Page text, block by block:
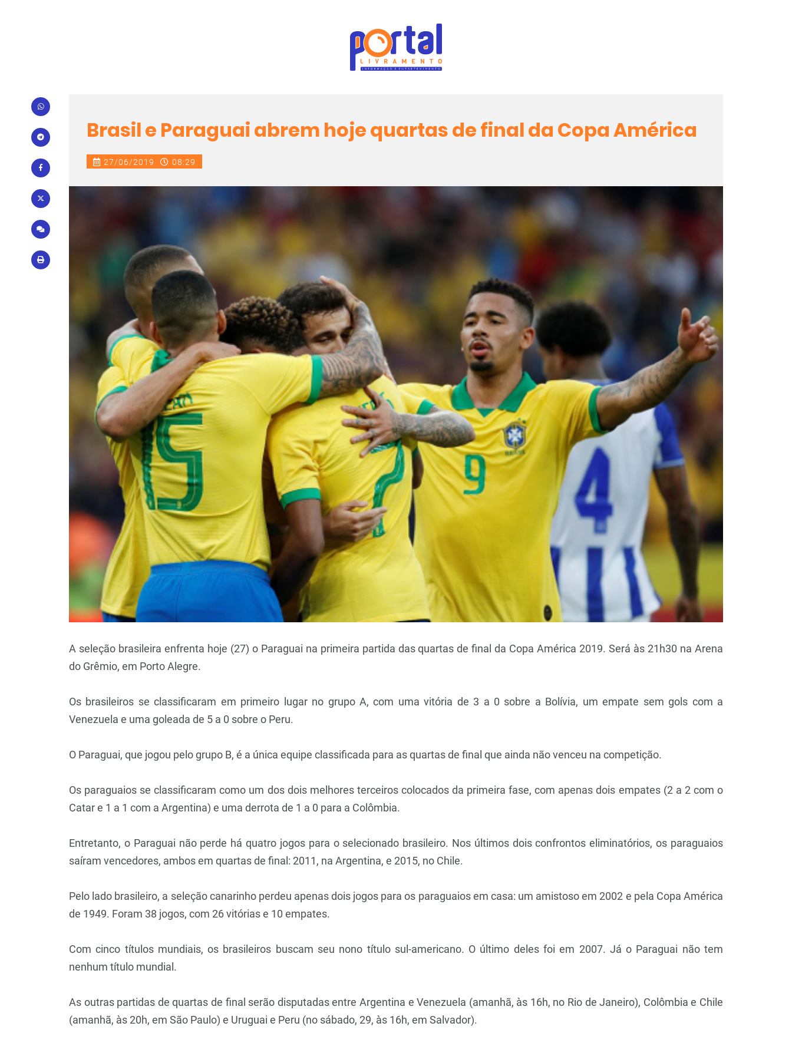
Brasil e Paraguai abrem hoje quartas de final da Copa América
27/06/2019 08:29
A seleção brasileira enfrenta hoje (27) o Paraguai na primeira partida das quartas de final da Copa América 2019. Será às 21h30 na Arena
do Grêmio, em Porto Alegre.
Os brasileiros se classificaram em primeiro lugar no grupo A, com uma vitória de 3 a 0 sobre a Bolívia, um empate sem gols com a
Venezuela e uma goleada de 5 a 0 sobre o Peru.
O Paraguai, que jogou pelo grupo B, é a única equipe classificada para as quartas de final que ainda não venceu na competição.
Os paraguaios se classificaram como um dos dois melhores terceiros colocados da primeira fase, com apenas dois empates (2 a 2 com o
Catar e 1 a 1 com a Argentina) e uma derrota de 1 a 0 para a Colômbia.
Entretanto, o Paraguai não perde há quatro jogos para o selecionado brasileiro. Nos últimos dois confrontos eliminatórios, os paraguaios
saíram vencedores, ambos em quartas de final: 2011, na Argentina, e 2015, no Chile.
Pelo lado brasileiro, a seleção canarinho perdeu apenas dois jogos para os paraguaios em casa: um amistoso em 2002 e pela Copa América
de 1949. Foram 38 jogos, com 26 vitórias e 10 empates.
Com cinco títulos mundiais, os brasileiros buscam seu nono título sul-americano. O último deles foi em 2007. Já o Paraguai não tem
nenhum título mundial.
As outras partidas de quartas de final serão disputadas entre Argentina e Venezuela (amanhã, às 16h, no Rio de Janeiro), Colômbia e Chile
(amanhã, às 20h, em São Paulo) e Uruguai e Peru (no sábado, 29, às 16h, em Salvador).